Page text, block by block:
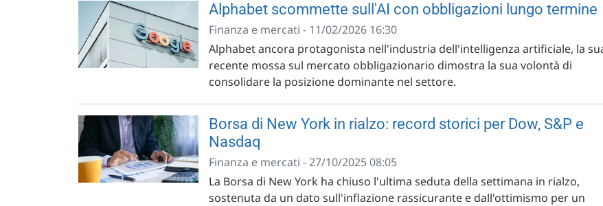
Alphabet scommette sull'AI con obbligazioni lungo termine
Finanza e mercati - 11/02/2026 16:30
Alphabet ancora protagonista nell'industria dell'intelligenza artificiale, la
recente mossa sul mercato obbligazionario dimostra la sua volontà di
consolidare la posizione dominante nel settore.
Borsa di New York in rialzo: record storici per Dow, S&P e
Nasdaq
Finanza e mercati - 27/10/2025 08:05
La Borsa di New York ha chiuso l'ultima seduta della settimana in rialzo,
sostenuta da un dato sull'inflazione rassicurante e dall'ottimismo per un